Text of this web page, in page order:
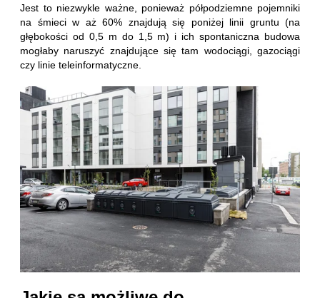
Jest to niezwykle ważne, ponieważ półpodziemne pojemniki
na śmieci w aż 60% znajdują się poniżej linii gruntu (na
głębokości od 0,5 m do 1,5 m) i ich spontaniczna budowa
mogłaby naruszyć znajdujące się tam wodociągi, gazociągi
czy linie teleinformatyczne.